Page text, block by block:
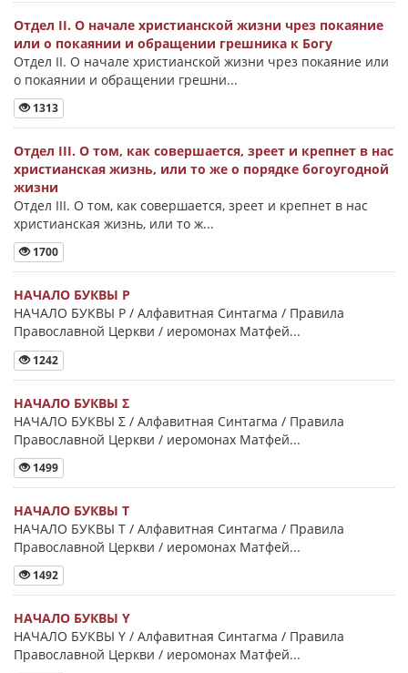
Отдел II. О начале христианской жизни чрез покаяние
или о покаянии и обращении грешника к Богу
Отдел II. О начале христианской жизни чрез покаяние или
о покаянии и обращении грешни...
1313
Отдел III. О том, как совершается, зреет и крепнет в нас
христианская жизнь, или то же о порядке богоугодной
жизни
Отдел III. О том, как совершается, зреет и крепнет в нас
христианская жизнь, или то ж...
1700
НАЧАЛО БУКВЫ Ρ
НАЧАЛО БУКВЫ Ρ / Алфавитная Синтагма / Правила
Православной Церкви / иеромонах Матфей...
1242
НАЧАЛО БУКВЫ Σ
НАЧАЛО БУКВЫ Σ / Алфавитная Синтагма / Правила
Православной Церкви / иеромонах Матфей...
1499
НАЧАЛО БУКВЫ Τ
НАЧАЛО БУКВЫ Τ / Алфавитная Синтагма / Правила
Православной Церкви / иеромонах Матфей...
1492
НАЧАЛО БУКВЫ Y
НАЧАЛО БУКВЫ Y / Алфавитная Синтагма / Правила
Православной Церкви / иеромонах Матфей...